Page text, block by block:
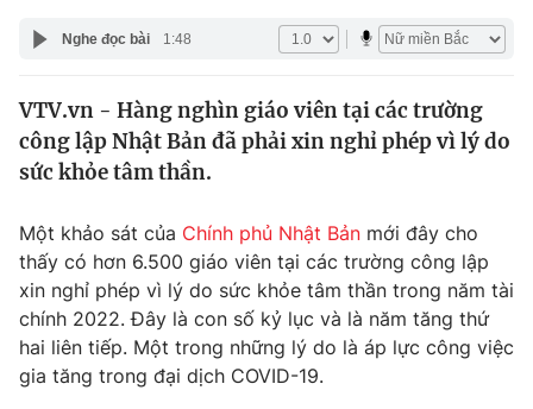
Y tế
Thế giới
Tin tức
Câu chuyện quốc tế
Kinh tế
Tài chính
Thị trường
Góc doanh nghiệp
Dữ liệu và đời sống
Truyền hình
Phim VTV
Giải trí
Nghe đọc bài 1:48
VTV.vn - Hàng nghìn giáo viên tại các trường
công lập Nhật Bản đã phải xin nghỉ phép vì lý do
sức khỏe tâm thần.
Một khảo sát của Chính phủ Nhật Bản mới đây cho
thấy có hơn 6.500 giáo viên tại các trường công lập
xin nghỉ phép vì lý do sức khỏe tâm thần trong năm tài
chính 2022. Đây là con số kỷ lục và là năm tăng thứ
hai liên tiếp. Một trong những lý do là áp lực công việc
gia tăng trong đại dịch COVID-19.